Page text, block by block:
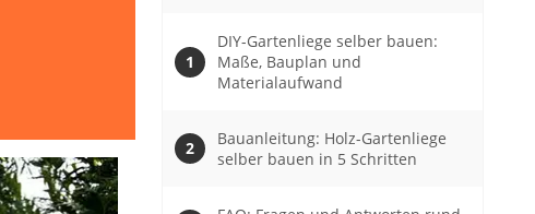
DIY-Gartenliege selber bauen:
Maße, Bauplan und
Materialaufwand
Bauanleitung: Holz-Gartenliege
selber bauen in 5 Schritten